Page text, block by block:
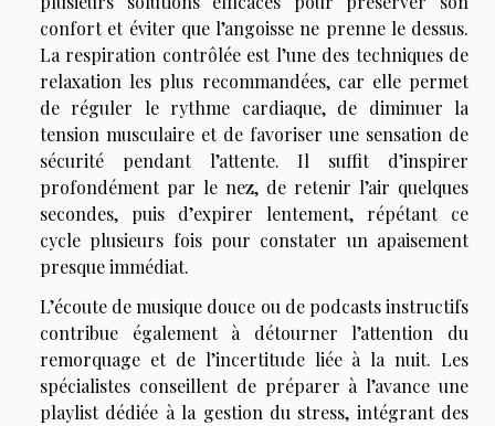
confort et éviter que l’angoisse ne prenne le dessus.
La respiration contrôlée est l’une des techniques de
relaxation les plus recommandées, car elle permet
de réguler le rythme cardiaque, de diminuer la
tension musculaire et de favoriser une sensation de
sécurité pendant l’attente. Il suffit d’inspirer
profondément par le nez, de retenir l’air quelques
secondes, puis d’expirer lentement, répétant ce
cycle plusieurs fois pour constater un apaisement
presque immédiat.
L’écoute de musique douce ou de podcasts instructifs
contribue également à détourner l’attention du
remorquage et de l’incertitude liée à la nuit. Les
spécialistes conseillent de préparer à l’avance une
playlist dédiée à la gestion du stress, intégrant des